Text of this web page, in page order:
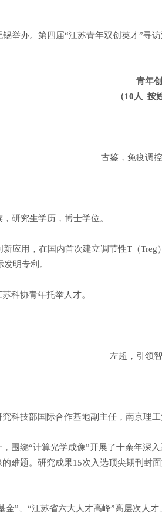
办。第四届“江苏青年双创英才”寻
青年
（10人 按
古鉴，免疫调
研究生学历，博士学位。
用，在国内首次建立调节性T（Treg
明专利。
科协青年托举人才。
左超，引领
技部国际合作基地副主任，南京理工
绕“计算光学成像”开展了十余年深
难题。研究成果15次入选顶尖期刊封
、“江苏省六大人才高峰”高层次人